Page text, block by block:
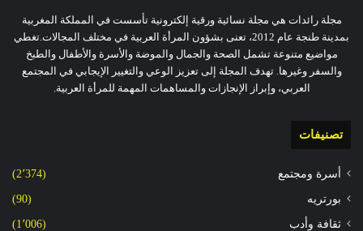
مجلة رائدات هي مجلة نسائية ورقية إلكترونية تأسست في المملكة المغربية
بمدينة طنجة عام 2012، تعنى بشؤون المرأة العربية في مختلف المجالات.تغطي
مواضيع متنوعة تشمل الصحة والجمال والموضة والأسرة والأطفال والطبخ
والسفر وغيرها. تهدف المجلة إلى تعزيز الوعي والتغيير الإيجابي في المجتمع
العربي، وإبراز الإنجازات والمساهمات المهمة للمرأة العربية.
تصنيفات
أسرة ومجتمع (2٬374)
بورتريه (90)
ثقافة وأدب (1٬006)